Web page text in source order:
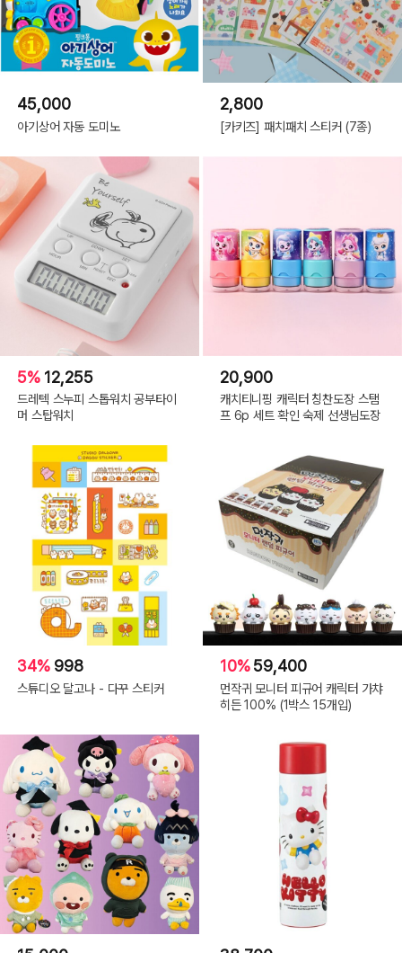
45,000
아기상어 자동 도미노
2,800
[카키즈] 패치패치 스티커 (7종)
5% 12,255
드레텍 스누피 스톱워치 공부타이
머 스탑워치
20,900
캐치티니핑 캐릭터 칭찬도장 스탬
프 6p 세트 확인 숙제 선생님도장
34% 998
스튜디오 달고나 - 다꾸 스티커
10%59,400
먼작귀 모니터 피규어 캐릭터 가챠
히든 100% (1박스 15개입)